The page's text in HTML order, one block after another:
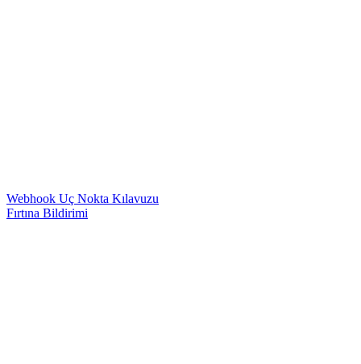
Webhook Uç Nokta Kılavuzu
Fırtına Bildirimi